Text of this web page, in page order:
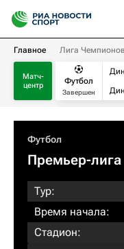
Главное Лига Чемпионов
Матч-
центр
Футбол
Завершен
Футбол
Премьер-лига
Тур:
Время начала:
Стадион: